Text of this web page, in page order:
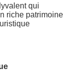
qui
riche patrimoine